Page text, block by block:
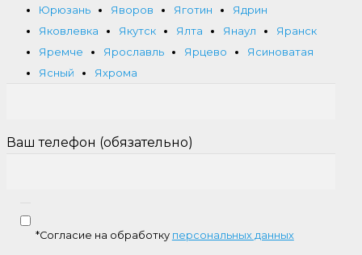
Юрюзань
Яворов Яготин
Ядрин
Яковлевка
Якутск Ялта Янаул
Яранск
Яремче
Ярославль Ярцево
Ясиноватая
Ясный
Яхрома
Ваш телефон (обязательно)
*Согласие на обработку персональных данных